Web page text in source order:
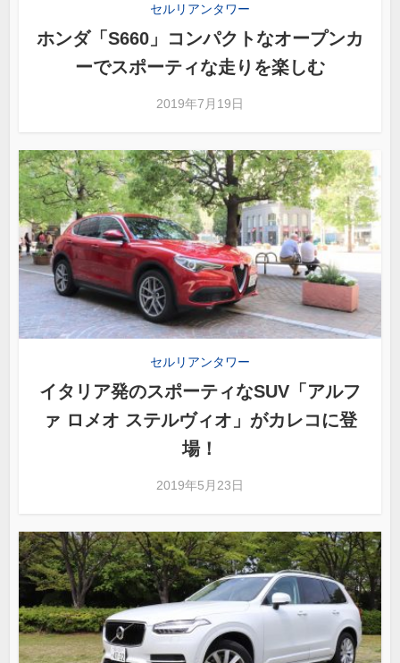
セルリアンタワー
ホンダ「S660」コンパクトなオープンカ
ーでスポーティな走りを楽しむ
2019年7月19日
セルリアンタワー
イタリア発のスポーティなSUV「アルフ
ァ ロメオ ステルヴィオ」がカレコに登
場！
2019年5月23日